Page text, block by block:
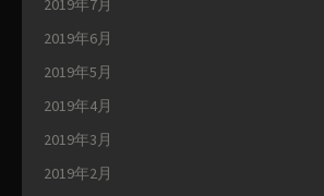
2019年7月
2019年6月
2019年5月
2019年4月
2019年3月
2019年2月